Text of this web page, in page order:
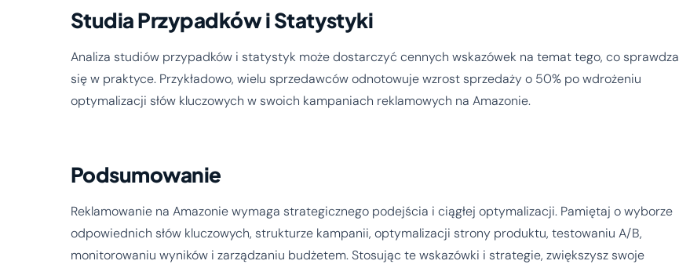
Studia Przypadków i Statystyki
Analiza studiów przypadków i statystyk może dostarczyć cennych wskazówek na temat tego, co sprawdza
się w praktyce. Przykładowo, wielu sprzedawców odnotowuje wzrost sprzedaży o 50% po wdrożeniu
optymalizacji słów kluczowych w swoich kampaniach reklamowych na Amazonie.
Podsumowanie
Reklamowanie na Amazonie wymaga strategicznego podejścia i ciągłej optymalizacji. Pamiętaj o wyborze
odpowiednich słów kluczowych, strukturze kampanii, optymalizacji strony produktu, testowaniu A/B,
monitorowaniu wyników i zarządzaniu budżetem. Stosując te wskazówki i strategie, zwiększysz swoje